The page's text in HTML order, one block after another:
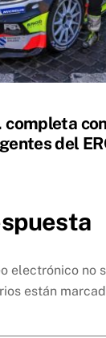
completa
del
electrónico no
están